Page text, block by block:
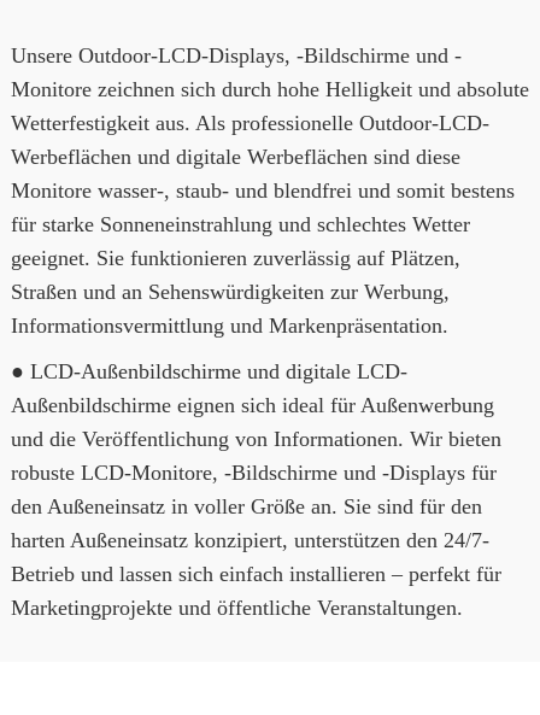
Unsere Outdoor-LCD-Displays, -Bildschirme und -
Monitore zeichnen sich durch hohe Helligkeit und absolute
Wetterfestigkeit aus. Als professionelle Outdoor-LCD-
Werbeflächen und digitale Werbeflächen sind diese
Monitore wasser-, staub- und blendfrei und somit bestens
für starke Sonneneinstrahlung und schlechtes Wetter
geeignet. Sie funktionieren zuverlässig auf Plätzen,
Straßen und an Sehenswürdigkeiten zur Werbung,
Informationsvermittlung und Markenpräsentation.
● LCD-Außenbildschirme und digitale LCD-
Außenbildschirme eignen sich ideal für Außenwerbung
und die Veröffentlichung von Informationen. Wir bieten
robuste LCD-Monitore, -Bildschirme und -Displays für
den Außeneinsatz in voller Größe an. Sie sind für den
harten Außeneinsatz konzipiert, unterstützen den 24/7-
Betrieb und lassen sich einfach installieren – perfekt für
Marketingprojekte und öffentliche Veranstaltungen.